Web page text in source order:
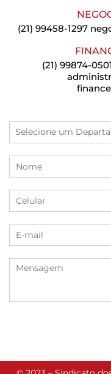
(21) 99458-1297
(21) 99874-